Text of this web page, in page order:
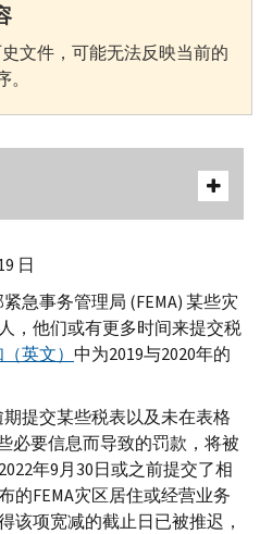
文件，可能无法反映当前的
日
急事务管理局 (FEMA) 某些灾
，他们或有更多时间来提交税
英文） 中为2019与2020年的
提交某些税表以及未在表格
必要信息而导致的罚款，将被
年9月30日或之前提交了相
的FEMA灾区居住或经营业务
该项宽减的截止日已被推迟，